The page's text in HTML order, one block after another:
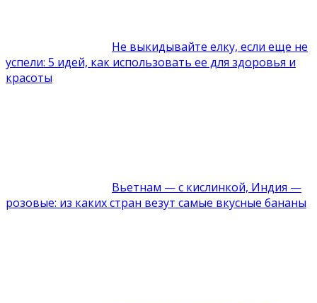
Не выкидывайте елку, если еще не
успели: 5 идей, как использовать ее для здоровья и
красоты
Вьетнам — с кислинкой, Индия —
розовые: из каких стран везут самые вкусные бананы